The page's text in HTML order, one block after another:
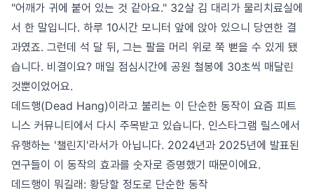
"어깨가 귀에 붙어 있는 것 같아요." 32살 김 대리가 물리치료실에
서 한 말입니다. 하루 10시간 모니터 앞에 앉아 있으니 당연한 결
과였죠. 그런데 석 달 뒤, 그는 팔을 머리 위로 쭉 뻗을 수 있게 됐
습니다. 비결이요? 매일 점심시간에 공원 철봉에 30초씩 매달린
것뿐이었어요.
데드행(Dead Hang)이라고 불리는 이 단순한 동작이 요즘 피트
니스 커뮤니티에서 다시 주목받고 있습니다. 인스타그램 릴스에서
유행하는 '챌린지'라서가 아닙니다. 2024년과 2025년에 발표된
연구들이 이 동작의 효과를 숫자로 증명했기 때문이에요.
데드행이 뭐길래: 황당할 정도로 단순한 동작